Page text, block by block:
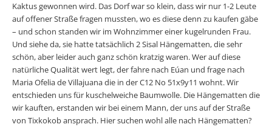
Kaktus gewonnen wird. Das Dorf war so klein, dass wir nur 1-2 Leute
auf offener Straße fragen mussten, wo es diese denn zu kaufen gäbe
– und schon standen wir im Wohnzimmer einer kugelrunden Frau.
Und siehe da, sie hatte tatsächlich 2 Sisal Hängematten, die sehr
schön, aber leider auch ganz schön kratzig waren. Wer auf diese
natürliche Qualität wert legt, der fahre nach Eúan und frage nach
Maria Ofelia de Villajuana die in der C12 No 51x9y11 wohnt. Wir
entschieden uns für kuschelweiche Baumwolle. Die Hängematten die
wir kauften, erstanden wir bei einem Mann, der uns auf der Straße
von Tixkokob ansprach. Hier suchen wohl alle nach Hängematten?